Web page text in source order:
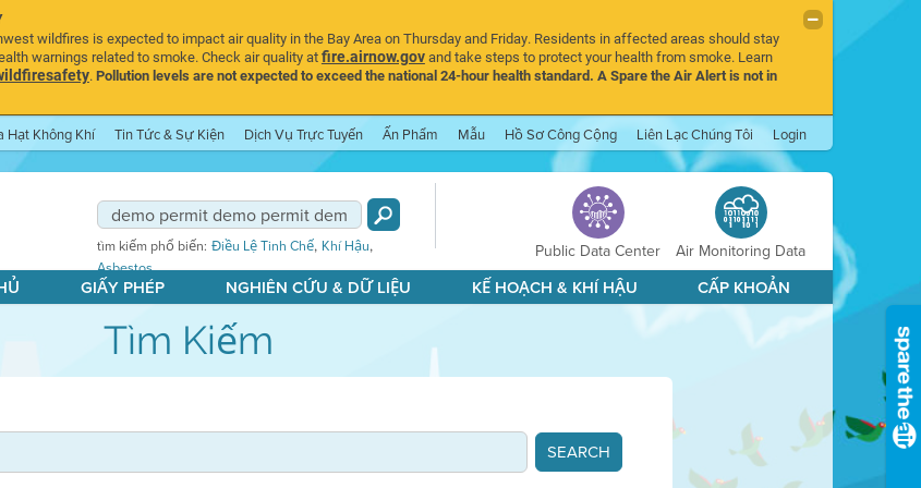
wildfires is expected to impact air quality in the Bay Area on Thursday and Friday. Residents in affected areas should stay
warnings related to smoke. Check air quality atfire.airnow.govand take steps to protect your health from smoke. Learn
.Pollution levels are not expected to exceed the national 24-hour health standard. A Spare the Air Alert is not in
Hạt Không Khí Tin Tức & Sự Kiện Dịch Vụ Trực Tuyến Ấn Phẩm Mẫu Hồ Sơ Công Cộng Liên Lạc Chúng Tôi Login
tìm kiếm phổ biến: Điều Lệ Tinh Chế, Khí Hậu,
Asbestos
Public Data Center Air Monitoring Data
GIẤY PHÉP NGHIÊN CỨU & DỮ LIỆU KẾ HOẠCH & KHÍ HẬU CẤP KHOẢN
Tìm Kiếm